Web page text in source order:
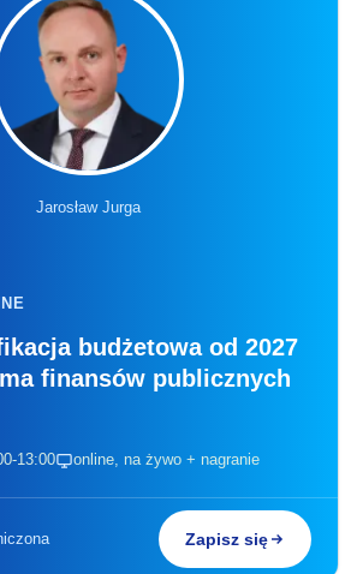
Jarosław Jurga
budżetowa od 2027
finansów publicznych
13:00 online, na żywo + nagranie
Zapisz się